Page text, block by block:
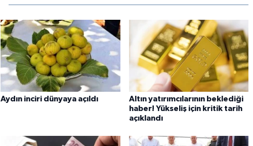
Aydın inciri dünyaya açıldı
Altın yatırımcılarının beklediği
haber! Yükseliş için kritik tarih
açıklandı